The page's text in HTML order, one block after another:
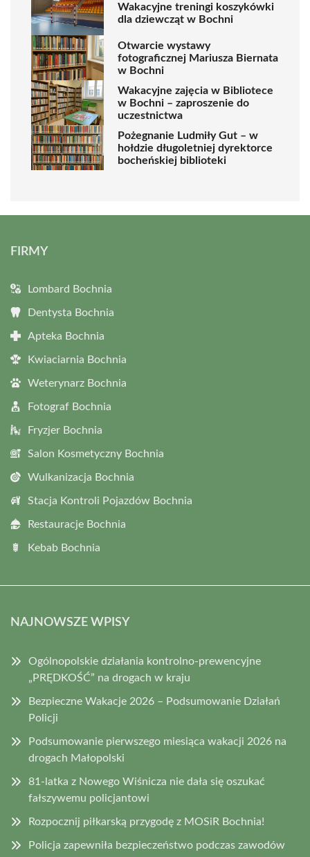
Wakacyjne treningi koszykówki
dla dziewcząt w Bochni
Otwarcie wystawy
fotograficznej Mariusza Biernata
w Bochni
Wakacyjne zajęcia w Bibliotece
w Bochni – zaproszenie do
uczestnictwa
Pożegnanie Ludmiły Gut – w
hołdzie długoletniej dyrektorce
bocheńskiej biblioteki
FIRMY
Lombard Bochnia
Dentysta Bochnia
Apteka Bochnia
Kwiaciarnia Bochnia
Weterynarz Bochnia
Fotograf Bochnia
Fryzjer Bochnia
Salon Kosmetyczny Bochnia
Wulkanizacja Bochnia
Stacja Kontroli Pojazdów Bochnia
Restauracje Bochnia
Kebab Bochnia
NAJNOWSZE WPISY
Ogólnopolskie działania kontrolno-prewencyjne
„PRĘDKOŚĆ” na drogach w kraju
Bezpieczne Wakacje 2026 – Podsumowanie Działań
Policji
Podsumowanie pierwszego miesiąca wakacji 2026 na
drogach Małopolski
81-latka z Nowego Wiśnicza nie dała się oszukać
fałszywemu policjantowi
Rozpocznij piłkarską przygodę z MOSiR Bochnia!
Policja zapewniła bezpieczeństwo podczas zawodów